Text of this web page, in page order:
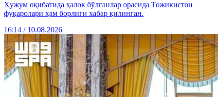
Ҳужум оқибатида ҳалок бўлганлар орасида Тожикистон
фуқаролари ҳам борлиги хабар қилинган.
16:14 / 10.08.2026